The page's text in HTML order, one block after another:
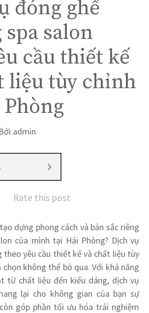
đóng ghế
salon
cầu thiết kế
liệu tùy chỉnh
Bởi admin
Rate this post
dựng phong cách và bản sắc riêng
của mình tại Hải Phòng? Dịch vụ
theo yêu cầu thiết kế và chất liệu tùy
chọn không thể bỏ qua. Với khả năng
từ chất liệu đến kiểu dáng, dịch vụ
lại cho không gian của bạn sự
góp phần tối ưu hóa trải nghiệm